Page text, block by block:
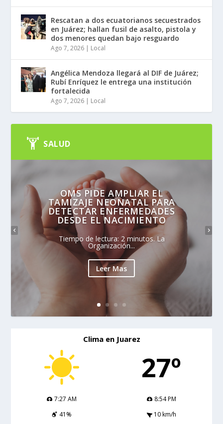
Rescatan a dos ecuatorianos secuestrados
en Juárez; hallan fusil de asalto, pistola y
dos menores quedan bajo resguardo
Ago 7, 2026 | Local
Angélica Mendoza llegará al DIF de Juárez;
Rubí Enríquez le entrega una institución
fortalecida
Ago 7, 2026 | Local
SALUD
OMS PIDE AMPLIAR EL
TAMIZAJE NEONATAL PARA
DETECTAR ENFERMEDADES
DESDE EL NACIMIENTO
Tiempo de lectura: 2 minutos. La
Organización...
Leer Mas
Clima en Juarez
27º
7:27 AM
8:54 PM
41%
10 km/h